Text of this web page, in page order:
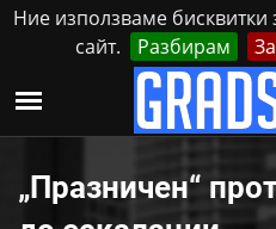
Ние използваме бисквитки
сайт.
Разбирам
Събота, 8 Август, 2026
„Празничен“